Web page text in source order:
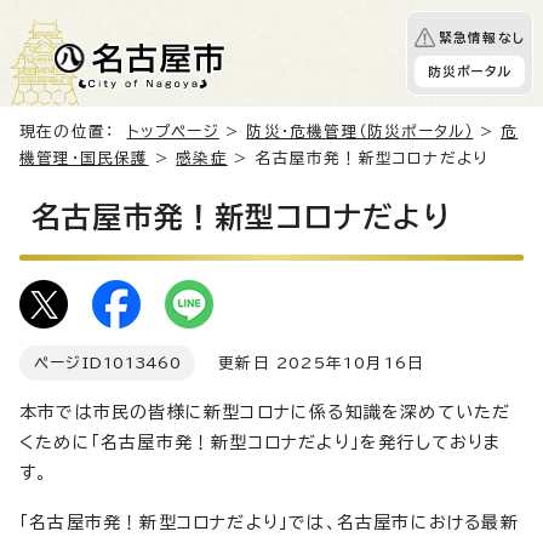
緊急情報なし
防災ポータル
現在の位置： トップページ > 防災・危機管理（防災ポータル） >危
機管理・国民保護
>感染症 > 名古屋市発！新型コロナだより
名古屋市発！新型コロナだより
ページID 1013460 更新日 2025年10月16日
本市では市民の皆様に新型コロナに係る知識を深めていただ
くために「名古屋市発！新型コロナだより」を発行しておりま
す。
「名古屋市発！新型コロナだより」では、名古屋市における最新